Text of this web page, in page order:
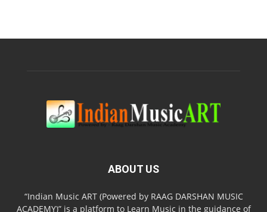
ABOUT US
“Indian Music ART (Powered by RAAG DARSHAN MUSIC
ACADEMY)” is a platform to Learn Music in the guidance of